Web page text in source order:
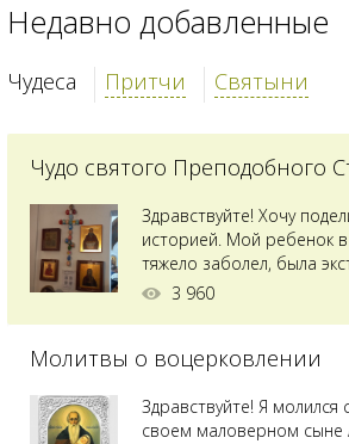
Недавно добавленные
Чудеса Притчи Святыни
Здравствуйте! Хочу
историей. Мой ребенок
тяжело заболел, была
сложнейшая операция,
святого Владимира я
позже прочитав про
Преподобного...
3 960
Молитвы о воцерковлении
Здравствуйте! Я молился
своем маловерном сыне